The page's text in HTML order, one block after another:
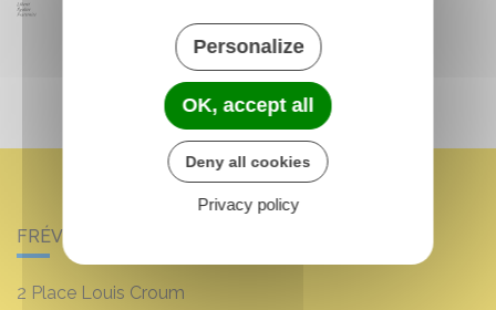
FRÉVILLE-DU-GÂTINAIS
2 Place Louis Croum
Personalize
OK, accept all
Deny all cookies
Privacy policy